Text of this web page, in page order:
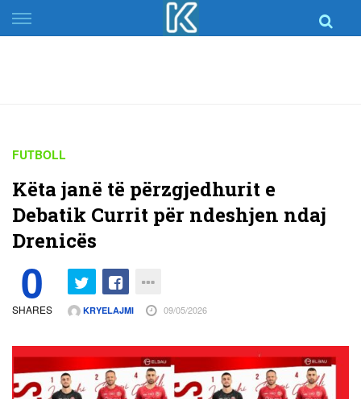
Skip
to
FUTBOLL
Këta janë të përzgjedhurit e
Debatik Currit për ndeshjen ndaj
Drenicës
0
SHARES KRYELAJMI 09/05/2026